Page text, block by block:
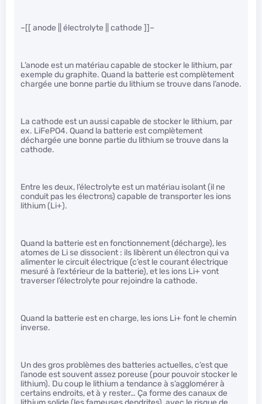
–[[ anode || électrolyte || cathode ]]–
L’anode est un matériau capable de stocker le lithium, par
exemple du graphite. Quand la batterie est complètement
chargée une bonne partie du lithium se trouve dans l’anode.
La cathode est un aussi capable de stocker le lithium, par
ex. LiFePO4. Quand la batterie est complètement
déchargée une bonne partie du lithium se trouve dans la
cathode.
Entre les deux, l’électrolyte est un matériau isolant (il ne
conduit pas les électrons) capable de transporter les ions
lithium (Li+).
Quand la batterie est en fonctionnement (décharge), les
atomes de Li se dissocient : ils libèrent un électron qui va
alimenter le circuit électrique (c’est le courant électrique
mesuré à l’extérieur de la batterie), et les ions Li+ vont
traverser l’électrolyte pour rejoindre la cathode.
Quand la batterie est en charge, les ions Li+ font le chemin
inverse.
Un des gros problèmes des batteries actuelles, c’est que
l’anode est souvent assez poreuse (pour pouvoir stocker le
lithium). Du coup le lithium a tendance à s’agglomérer à
certains endroits, et à y rester… Ça forme des canaux de